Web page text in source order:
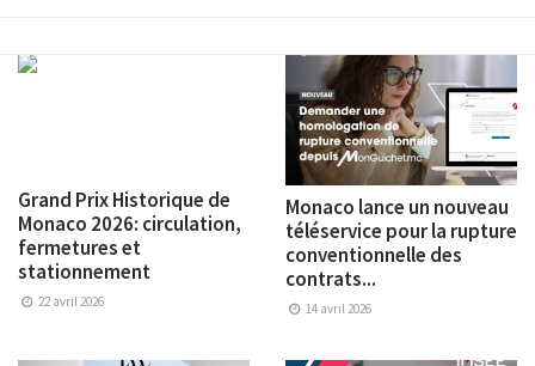
Grand Prix Historique de
Monaco 2026: circulation,
fermetures et
stationnement
22 avril 2026
Monaco lance un nouveau
téléservice pour la rupture
conventionnelle des
contrats...
14 avril 2026